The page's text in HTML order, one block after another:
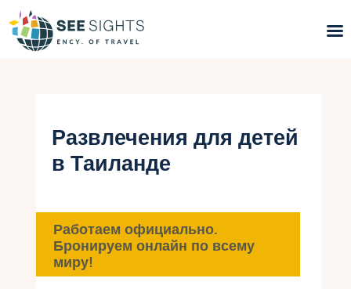
Горящие туры
Типы Туров
Инфо
Блог
Развлечения для детей
в Таиланде
Работаем официально.
Бронируем онлайн по всему
миру!